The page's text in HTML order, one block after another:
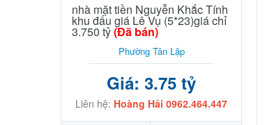
nhà mặt tiền Nguyễn Khắc Tính
khu đấu giá Lê Vụ (5*23)giá chỉ
3.750 tỷ(Đã bán)
Phường Tân Lập
Giá: 3.75 tỷ
Liên hệ: Hoàng Hải 0962.464.447